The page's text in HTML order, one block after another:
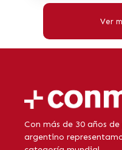
Ver
Con más de 30 años
argentino